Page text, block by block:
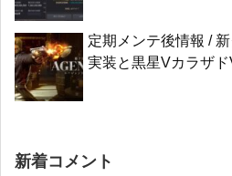
定期メンテ後情報 /
実装と黒星Vカラザ
新着コメント